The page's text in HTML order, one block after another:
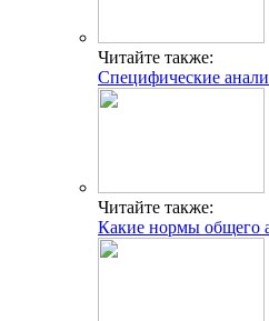
Читайте также:
Специфические
Читайте также:
Какие нормы общего